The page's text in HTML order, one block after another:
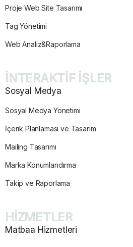
Proje Web Site Tasarımı
Tag Yönetimi
Web Analiz&Raporlama
İNTERAKTİF İŞLER
Sosyal Medya
Sosyal Medya Yönetimi
İçerik Planlaması ve Tasarım
Mailing Tasarımı
Marka Konumlandırma
Takip ve Raporlama
HİZMETLER
Matbaa Hizmetleri